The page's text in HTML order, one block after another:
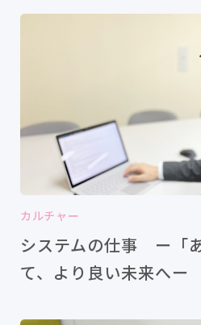
カルチャー
システムの仕事 ー「
て、より良い未来へー